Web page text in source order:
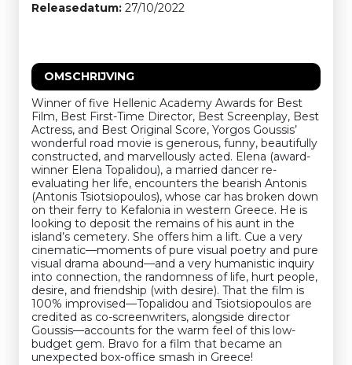
Releasedatum: 27/10/2022
OMSCHRIJVING
Winner of five Hellenic Academy Awards for Best
Film, Best First-Time Director, Best Screenplay, Best
Actress, and Best Original Score, Yorgos Goussis’
wonderful road movie is generous, funny, beautifully
constructed, and marvellously acted. Elena (award-
winner Elena Topalidou), a married dancer re-
evaluating her life, encounters the bearish Antonis
(Antonis Tsiotsiopoulos), whose car has broken down
on their ferry to Kefalonia in western Greece. He is
looking to deposit the remains of his aunt in the
island’s cemetery. She offers him a lift. Cue a very
cinematic—moments of pure visual poetry and pure
visual drama abound—and a very humanistic inquiry
into connection, the randomness of life, hurt people,
desire, and friendship (with desire). That the film is
100% improvised—Topalidou and Tsiotsiopoulos are
credited as co-screenwriters, alongside director
Goussis—accounts for the warm feel of this low-
budget gem. Bravo for a film that became an
unexpected box-office smash in Greece!